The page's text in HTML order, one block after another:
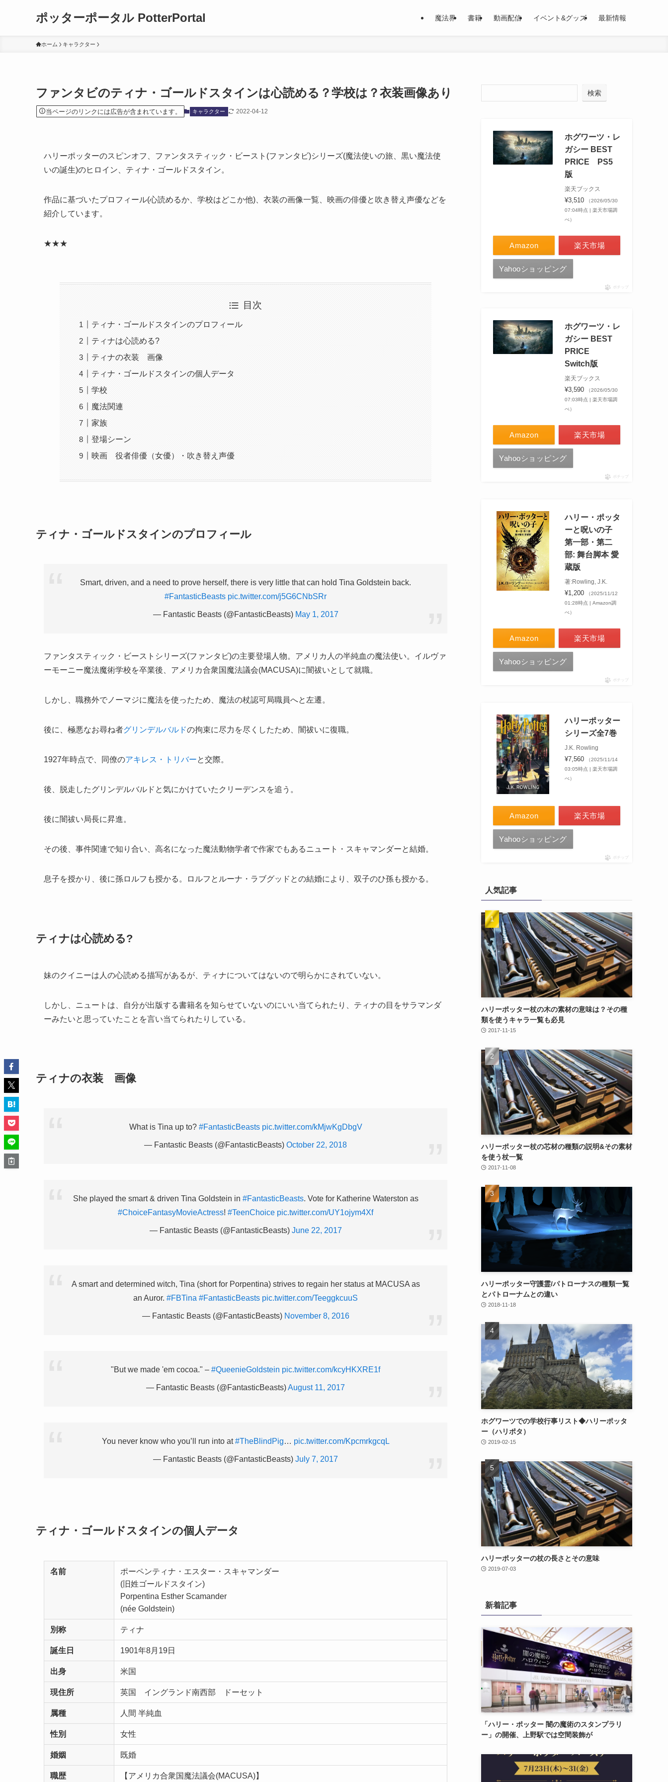
ポッターポータル PotterPortal 魔法界 書籍 動画配信 イベント&グッズ 最新情報
ホーム キャラクター
ファンタビのティナ・ゴールドスタインは心読める？学校は？衣装画像あり
当ページのリンクには広告が含まれています。 キャラクター 2022-04-12
ハリーポッターのスピンオフ、ファンタスティック・ビースト(ファンタビ)シリーズ(魔法使いの旅、黒い魔法使
いの誕生)のヒロイン、ティナ・ゴールドスタイン。
作品に基づいたプロフィール(心読めるか、学校はどこか他)、衣装の画像一覧、映画の俳優と吹き替え声優などを
紹介しています。
★★★
目次
ティナ・ゴールドスタインのプロフィール
ティナは心読める?
ティナの衣装 画像
ティナ・ゴールドスタインの個人データ
学校
魔法関連
家族
登場シーン
映画 役者俳優（女優）・吹き替え声優
ティナ・ゴールドスタインのプロフィール
Smart, driven, and a need to prove herself, there is very little that can hold Tina Goldstein back.
#FantasticBeasts pic.twitter.com/j5G6CNbSRr
— Fantastic Beasts (@FantasticBeasts) May 1, 2017
ファンタスティック・ビーストシリーズ(ファンタビ)の主要登場人物。アメリカ人の半純血の魔法使い。イルヴァ
ーモーニー魔法魔術学校を卒業後、アメリカ合衆国魔法議会(MACUSA)に闇祓いとして就職。
しかし、職務外でノーマジに魔法を使ったため、魔法の杖認可局職員へと左遷。
後に、極悪なお尋ね者グリンデルバルドの拘束に尽力を尽くしたため、闇祓いに復職。
1927年時点で、同僚のアキレス・トリバーと交際。
後、脱走したグリンデルバルドと気にかけていたクリーデンスを追う。
後に闇祓い局長に昇進。
その後、事件関連で知り合い、高名になった魔法動物学者で作家でもあるニュート・スキャマンダーと結婚。
息子を授かり、後に孫ロルフも授かる。ロルフとルーナ・ラブグッドとの結婚により、双子のひ孫も授かる。
ティナは心読める?
妹のクイニーは人の心読める描写があるが、ティナについてはないので明らかにされていない。
しかし、ニュートは、自分が出版する書籍名を知らせていないのにいい当てられたり、ティナの目をサラマンダ
ーみたいと思っていたことを言い当てられたりしている。
ティナの衣装 画像
What is Tina up to? #FantasticBeasts pic.twitter.com/kMjwKgDbgV
— Fantastic Beasts (@FantasticBeasts) October 22, 2018
She played the smart & driven Tina Goldstein in #FantasticBeasts. Vote for Katherine Waterston as
#ChoiceFantasyMovieActress! #TeenChoice pic.twitter.com/UY1ojym4Xf
— Fantastic Beasts (@FantasticBeasts) June 22, 2017
A smart and determined witch, Tina (short for Porpentina) strives to regain her status at MACUSA as
an Auror. #FBTina #FantasticBeasts pic.twitter.com/TeeggkcuuS
— Fantastic Beasts (@FantasticBeasts) November 8, 2016
"But we made 'em cocoa." – #QueenieGoldstein pic.twitter.com/kcyHKXRE1f
— Fantastic Beasts (@FantasticBeasts)August 11, 2017
You never know who you’ll run into at#TheBlindPig… pic.twitter.com/KpcmrkgcqL
— Fantastic Beasts (@FantasticBeasts) July 7, 2017
ティナ・ゴールドスタインの個人データ
名前
ポーペンティナ・エスター・スキャマンダー
(旧姓ゴールドスタイン)
Porpentina Esther Scamander
(née Goldstein)
別称 ティナ
誕生日 1901年8月19日
出身 米国
現住所 英国 イングランド南西部 ドーセット
属種 人間 半純血
性別 女性
婚姻 既婚
職歴 【アメリカ合衆国魔法議会(MACUSA)】
検索
ホグワーツ・レ
ガシー BEST
PRICE PS5
版
楽天ブックス
¥3,510
（2026/05/30
07:04時点 | 楽天市場調
べ）
Amazon 楽天市場
Yahooショッピング
ポチップ
ホグワーツ・レ
ガシー BEST
PRICE
Switch版
楽天ブックス
¥3,590
（2026/05/30
07:03時点 | 楽天市場調
べ）
Amazon 楽天市場
Yahooショッピング
ポチップ
ハリー・ポッタ
ーと呪いの子
第一部・第二
部: 舞台脚本 愛
蔵版
著:Rowling, J.K.
¥1,200
（2025/11/12
01:28時点 | Amazon調
べ）
Amazon 楽天市場
Yahooショッピング
ポチップ
ハリーポッター
シリーズ全7巻
J.K. Rowling
¥7,560
（2025/11/14
03:05時点 | 楽天市場調
べ）
Amazon 楽天市場
Yahooショッピング
ポチップ
人気記事
ハリーポッター杖の木の素材の意味は？その種
類を使うキャラ一覧も必見
2017-11-15
ハリーポッター杖の芯材の種類の説明&その素材
を使う杖一覧
2017-11-08
ハリーポッター守護霊/パトローナスの種類一覧
とパトローナムとの違い
2018-11-18
ホグワーツでの学校行事リスト◆ハリーポッタ
ー（ハリポタ）
2019-02-15
ハリーポッターの杖の長さとその意味
2019-07-03
新着記事
「ハリー・ポッター 闇の魔術のスタンプラリ
ー」の開催、上野駅では空間装飾が